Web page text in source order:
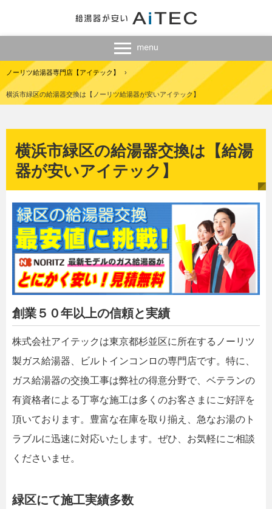
ノーリツ給湯器専門店【アイテック】 ›
横浜市緑区の給湯器交換は【ノーリツ給湯器が安いアイテック】
横浜市緑区の給湯器交換は【給湯
器が安いアイテック】
創業５０年以上の信頼と実績
株式会社アイテックは東京都杉並区に所在するノーリツ
製ガス給湯器、ビルトインコンロの専門店です。特に、
ガス給湯器の交換工事は弊社の得意分野で、ベテランの
有資格者による丁寧な施工は多くのお客さまにご好評を
頂いております。豊富な在庫を取り揃え、急なお湯のト
ラブルに迅速に対応いたします。ぜひ、お気軽にご相談
くださいませ。
緑区にて施工実績多数